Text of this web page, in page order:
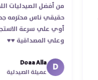
من أفضل
حقيقي ناس
أوي علي سرعة
وعلي المصداقية
D
Doaa Alla
عميلة